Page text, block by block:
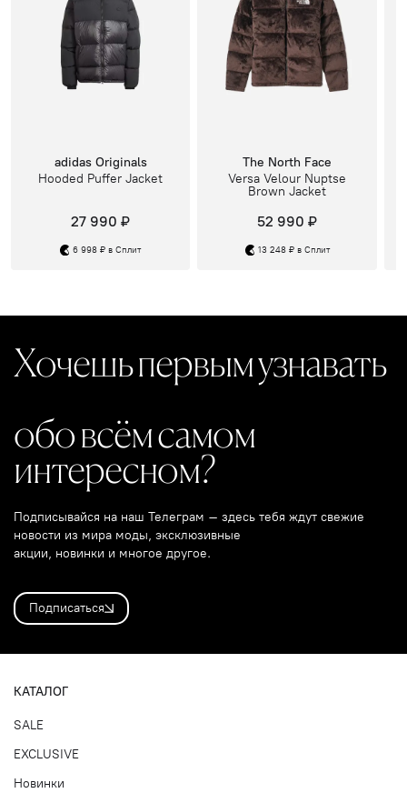
adidas Originals
Hooded Puffer Jacket
27 990 ₽
6 998 ₽ в Сплит
The North Face
Versa Velour Nuptse
Brown Jacket
52 990 ₽
13 248 ₽ в Сплит
Хочешь первым узнавать
обо всём самом
интересном?
Подписывайся на наш Телеграм – здесь тебя ждут свежие
новости из мира моды, эксклюзивные
акции, новинки и многое другое.
Подписаться
КАТАЛОГ
SALE
EXCLUSIVE
Новинки